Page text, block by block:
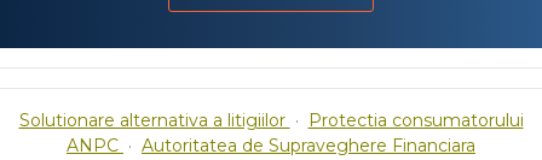
Solutionare alternativa a litigiilor · Protectia consumatorului
ANPC · Autoritatea de Supraveghere Financiara